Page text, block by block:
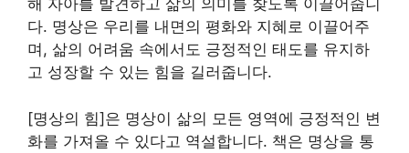
해 자아를 발견하고 삶의 의미를 찾도록 이끌어줍니
다. 명상은 우리를 내면의 평화와 지혜로 이끌어주
며, 삶의 어려움 속에서도 긍정적인 태도를 유지하
고 성장할 수 있는 힘을 길러줍니다.
[명상의 힘]은 명상이 삶의 모든 영역에 긍정적인 변
화를 가져올 수 있다고 역설합니다. 책은 명상을 통